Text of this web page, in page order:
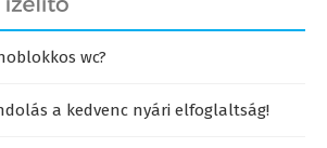
wc?
a kedvenc nyári elfoglaltság!